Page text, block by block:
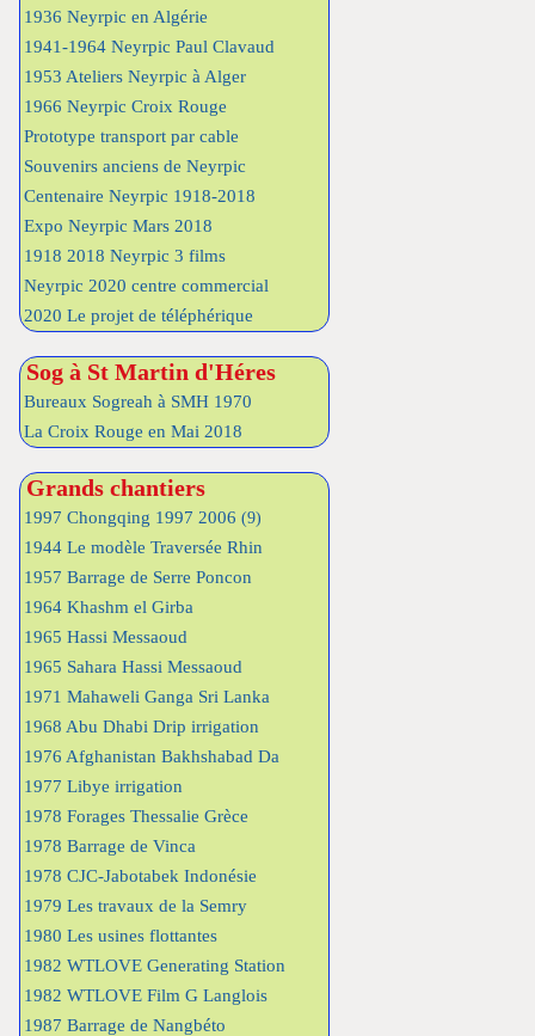
1936 Neyrpic en Algérie
1941-1964 Neyrpic Paul Clavaud
1953 Ateliers Neyrpic à Alger
1966 Neyrpic Croix Rouge
Prototype transport par cable
Souvenirs anciens de Neyrpic
Centenaire Neyrpic 1918-2018
Expo Neyrpic Mars 2018
1918 2018 Neyrpic 3 films
Neyrpic 2020 centre commercial
2020 Le projet de téléphérique
Sog à St Martin d'Héres
Bureaux Sogreah à SMH 1970
La Croix Rouge en Mai 2018
Grands chantiers
1997 Chongqing 1997 2006 (9)
1944 Le modèle Traversée Rhin
1957 Barrage de Serre Poncon
1964 Khashm el Girba
1965 Hassi Messaoud
1965 Sahara Hassi Messaoud
1971 Mahaweli Ganga Sri Lanka
1968 Abu Dhabi Drip irrigation
1976 Afghanistan Bakhshabad Da
1977 Libye irrigation
1978 Forages Thessalie Grèce
1978 Barrage de Vinca
1978 CJC-Jabotabek Indonésie
1979 Les travaux de la Semry
1980 Les usines flottantes
1982 WTLOVE Generating Station
1982 WTLOVE Film G Langlois
1987 Barrage de Nangbéto